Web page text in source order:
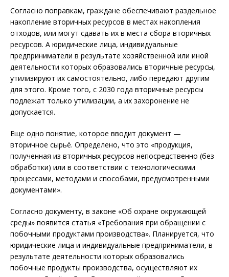
Согласно поправкам, граждане обеспечивают раздельное
накопление вторичных ресурсов в местах накопления
отходов, или могут сдавать их в места сбора вторичных
ресурсов. А юридические лица, индивидуальные
предприниматели в результате хозяйственной или иной
деятельности которых образовались вторичные ресурсы,
утилизируют их самостоятельно, либо передают другим
для этого. Кроме того, с 2030 года вторичные ресурсы
подлежат только утилизации, а их захоронение не
допускается.
Еще одно понятие, которое вводит документ —
вторичное сырьё. Определено, что это «продукция,
полученная из вторичных ресурсов непосредственно (без
обработки) или в соответствии с технологическими
процессами, методами и способами, предусмотренными
документами».
Согласно документу, в законе «Об охране окружающей
среды» появится статья «Требования при обращении с
побочными продуктами производства». Планируется, что
юридические лица и индивидуальные предприниматели, в
результате деятельности которых образовались
побочные продукты производства, осуществляют их